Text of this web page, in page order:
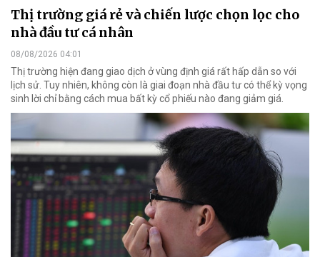
Thị trường giá rẻ và chiến lược chọn lọc cho
nhà đầu tư cá nhân
08/08/2026 04:01
Thị trường hiện đang giao dịch ở vùng định giá rất hấp dẫn so với
lịch sử. Tuy nhiên, không còn là giai đoạn nhà đầu tư có thể kỳ vọng
sinh lời chỉ bằng cách mua bất kỳ cổ phiếu nào đang giảm giá.